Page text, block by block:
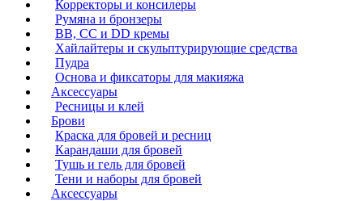
Корректоры и консилеры
Румяна и бронзеры
BB, CC и DD кремы
Хайлайтеры и скульптурирующие средства
Пудра
Основа и фиксаторы для макияжа
Аксессуары
Ресницы и клей
Брови
Краска для бровей и ресниц
Карандаши для бровей
Тушь и гель для бровей
Тени и наборы для бровей
Аксессуары